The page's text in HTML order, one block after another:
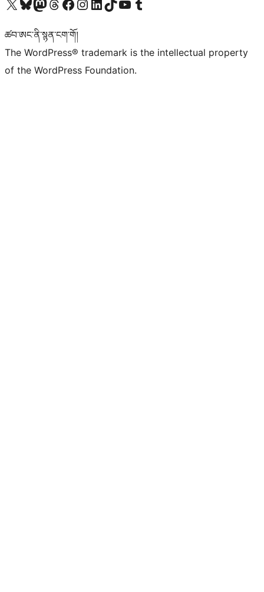
Visit our X (formerly Twitter) account
Visit our Bluesky account
Visit our Mastodon account
Visit our Threads account
Visit our Facebook page
Visit our Instagram account
Visit our LinkedIn account
Visit our TikTok account
Visit our YouTube channel
Visit our Tumblr account
ཚབ་ཨང་ནི་སྙན་ངག་གོ།
The WordPress® trademark is the intellectual property
of the WordPress Foundation.